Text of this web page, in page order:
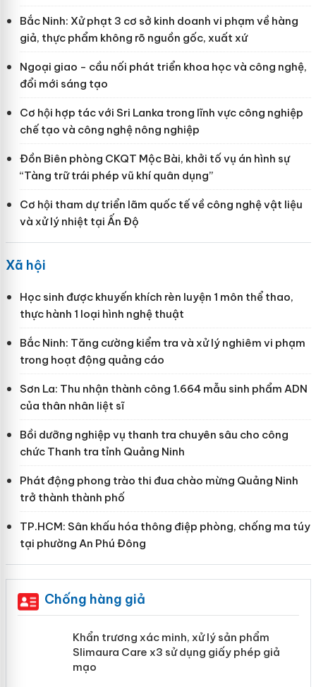
Bắc Ninh: Xử phạt 3 cơ sở kinh doanh vi phạm về hàng
giả, thực phẩm không rõ nguồn gốc, xuất xứ
Ngoại giao - cầu nối phát triển khoa học và công nghệ,
đổi mới sáng tạo
Cơ hội hợp tác với Sri Lanka trong lĩnh vực công nghiệp
chế tạo và công nghệ nông nghiệp
Đồn Biên phòng CKQT Mộc Bài, khởi tố vụ án hình sự
“Tàng trữ trái phép vũ khí quân dụng”
Cơ hội tham dự triển lãm quốc tế về công nghệ vật liệu
và xử lý nhiệt tại Ấn Độ
Xã hội
Học sinh được khuyến khích rèn luyện 1 môn thể thao,
thực hành 1 loại hình nghệ thuật
Bắc Ninh: Tăng cường kiểm tra và xử lý nghiêm vi phạm
trong hoạt động quảng cáo
Sơn La: Thu nhận thành công 1.664 mẫu sinh phẩm ADN
của thân nhân liệt sĩ
Bồi dưỡng nghiệp vụ thanh tra chuyên sâu cho công
chức Thanh tra tỉnh Quảng Ninh
Phát động phong trào thi đua chào mừng Quảng Ninh
trở thành thành phố
TP.HCM: Sân khấu hóa thông điệp phòng, chống ma túy
tại phường An Phú Đông
Chống hàng giả
Khẩn trương xác minh, xử lý sản phẩm
Slimaura Care x3 sử dụng giấy phép giả
mạo